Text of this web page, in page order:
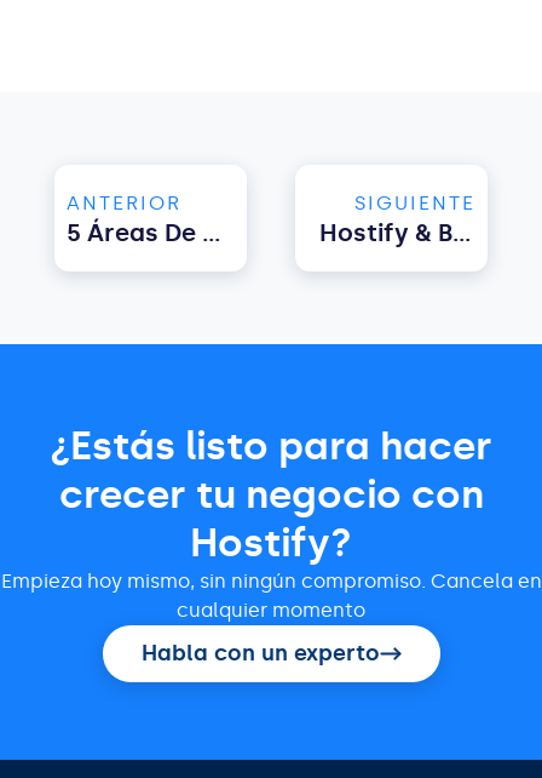
ANTERIOR
5 Áreas De La Gestión De Propiedades Que Puede Automatizar Con Soluciones De Software
SIGUIENTE
Hostify & Boostly Apuestan Por Las Reservas Directas
¿Estás listo para hacer
crecer tu negocio con
Hostify?
Empieza hoy mismo, sin ningún compromiso. Cancela en
cualquier momento
Habla con un experto